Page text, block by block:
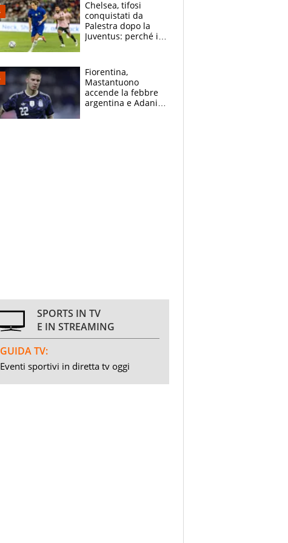
Chelsea, tifosi
conquistati da
Palestra dopo la
Juventus: perché i
Fiorentina,
Mastantuono
accende la febbre
argentina e Adani
SPORTS IN TV
E IN STREAMING
GUIDA TV:
Eventi sportivi in diretta tv oggi